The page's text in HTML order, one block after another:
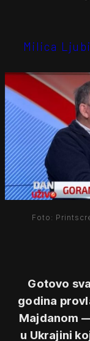
Milica
Foto:
Gotovo
godina
Majdanom
u Ukrajini